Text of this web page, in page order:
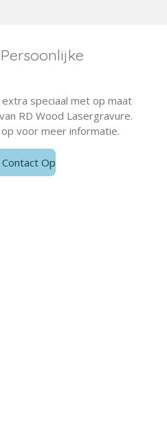
speciaal met op maat
RD Wood Lasergravure.
voor meer informatie.
Op